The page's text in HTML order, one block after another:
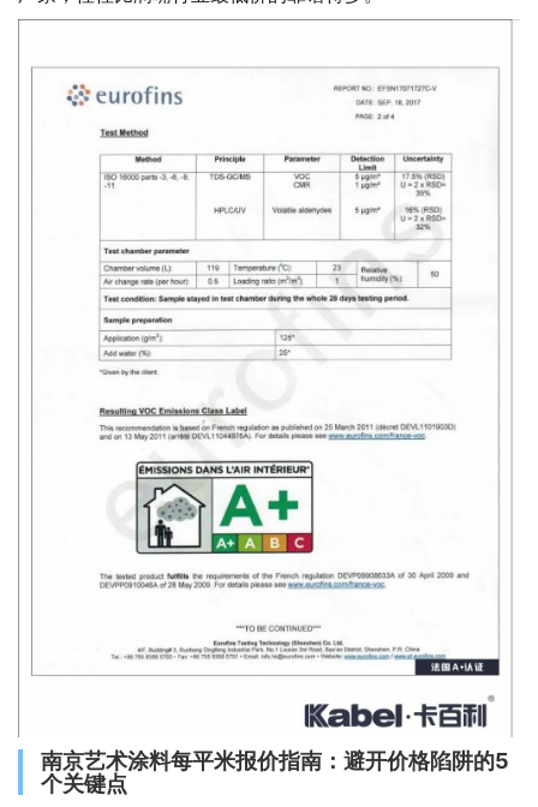
南京艺术涂料每平米报价指南：避开价格陷阱的5
个关键点